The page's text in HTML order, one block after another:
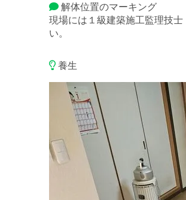
解体位置のマーキング
現場には１級建築施工監理技
い。
養生